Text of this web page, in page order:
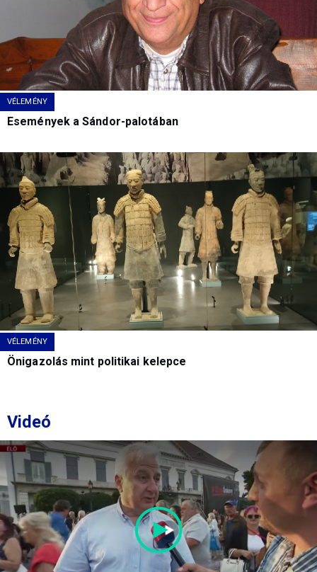
VÉLEMÉNY
Események a Sándor-palotában
VÉLEMÉNY
Önigazolás mint politikai kelepce
Videó